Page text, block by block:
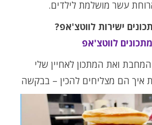
עשר מושלמת לילדים.
ישירות לווטצ'אפ?
מתכונים לווטצ'אפ
ואת המתכון לאחיין שלי
איך הם מצליחים להכין – בבקשה